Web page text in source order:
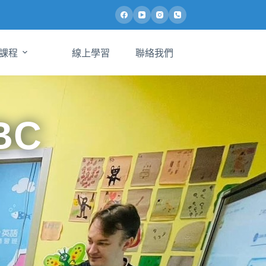
程 線上學習 聯絡我們